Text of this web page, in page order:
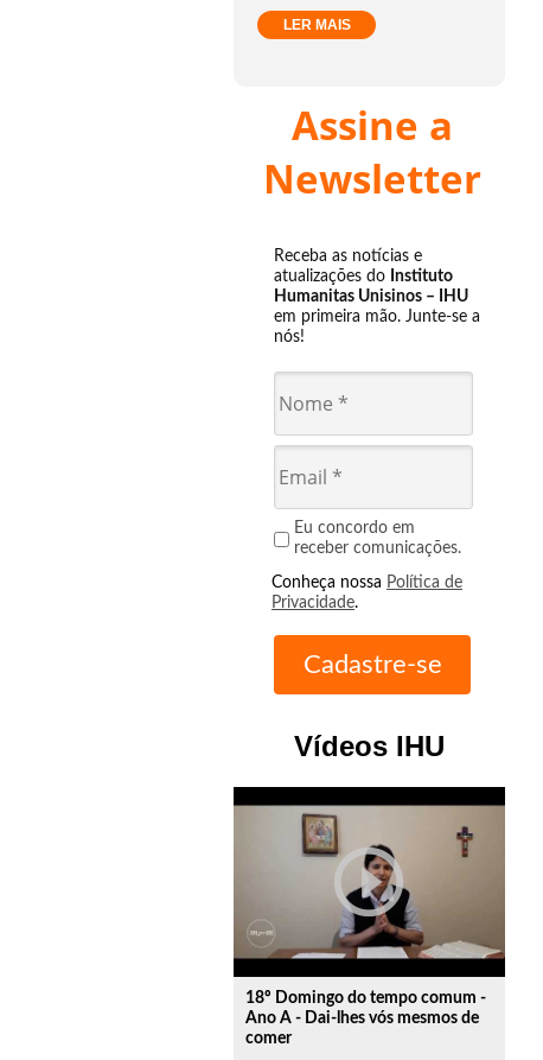
LER MAIS
Assine a
Newsletter
Receba as notícias e
atualizações do Instituto
Humanitas Unisinos – IHU
em primeira mão. Junte-se a
nós!
Eu concordo em
receber comunicações.
Conheça nossa Política de
Privacidade.
Vídeos IHU
play_circle_outline
18º Domingo do tempo comum -
Ano A - Dai-lhes vós mesmos de
comer